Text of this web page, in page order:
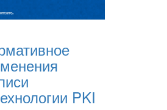
PKI